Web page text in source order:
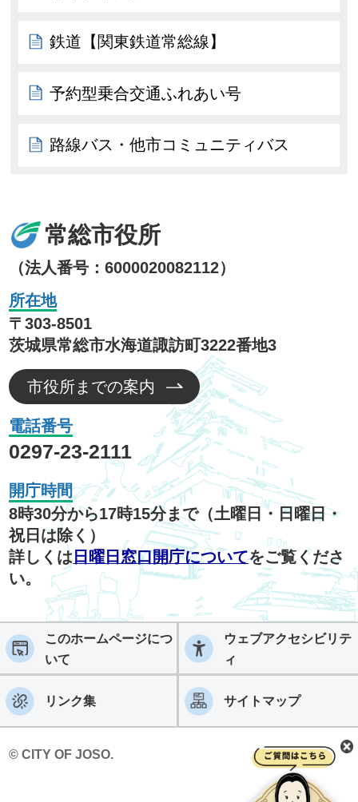
鉄道【関東鉄道常総線】
予約型乗合交通ふれあい号
路線バス・他市コミュニティバス
常総市役所
（法人番号：6000020082112）
所在地
〒303-8501
茨城県常総市水海道諏訪町3222番地3
市役所までの案内
電話番号
0297-23-2111
開庁時間
8時30分から17時15分まで（土曜日・日曜日・
祝日は除く）
詳しくは 日曜日窓口開庁についてをご覧くださ
い。
このホームページにつ
いて
ウェブアクセシビリテ
ィ
リンク集 サイトマップ
© CITY OF JOSO.